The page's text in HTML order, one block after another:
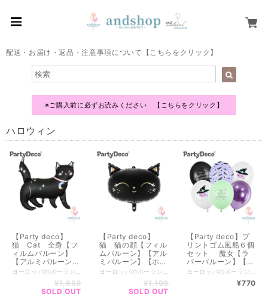
配送・お届け・返品・注意事項について【こちらをクリック】
※ご購入前に必ずお読みください 【こちらをクリック】
ハロウィン
【Party deco】
猫 Cat 全身【フ
ィルムバルーン】
【アルミバルーン】
【ホイルバルーン】
デー】【ベイビーシ
ャワー】【キャッ
¥1,650
SOLD OUT
【Party deco】
猫 猫の顔【フィル
ムバルーン】【アル
ミバルーン】【ホイ
ルバルーン】【誕生
【ベイビーシャワ
ー】【キャット】
¥1,100
SOLD OUT
【Party deco】プ
リントゴム風船６個
セット 魔女【ラ
バーバルーン】【プ
リントバルーン】
リ】【ハロウィン】
¥770